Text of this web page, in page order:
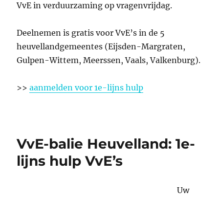
VvE in verduurzaming op vragenvrijdag.
Deelnemen is gratis voor VvE’s in de 5
heuvellandgemeentes (Eijsden-Margraten,
Gulpen-Wittem, Meerssen, Vaals, Valkenburg).
>>aanmelden voor 1e-lijns hulp
VvE-balie Heuvelland: 1e-
lijns hulp VvE’s
Uw